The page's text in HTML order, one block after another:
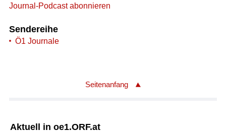
Journal-Podcast abonnieren
Sendereihe
Ö1 Journale
Seitenanfang
Aktuell in oe1.ORF.at